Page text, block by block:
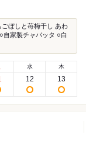
ごぼしと苺梅干し あわ
自家製チャバッタ ○白
水
12
木
13